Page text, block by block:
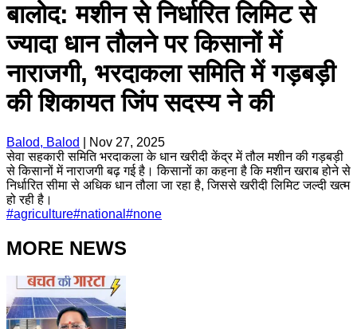
बालोद: मशीन से निर्धारित लिमिट से
ज्यादा धान तौलने पर किसानों में
नाराजगी, भरदाकला समिति में गड़बड़ी
की शिकायत जिंप सदस्य ने की
Balod, Balod
Nov 27, 2025
सेवा सहकारी समिति भरदाकला के धान खरीदी केंद्र में तौल मशीन की गड़बड़ी
से किसानों में नाराजगी बढ़ गई है। किसानों का कहना है कि मशीन खराब होने से
निर्धारित सीमा से अधिक धान तौला जा रहा है, जिससे खरीदी लिमिट जल्दी खत्म
हो रही है।
#agriculture#national #none
MORE NEWS